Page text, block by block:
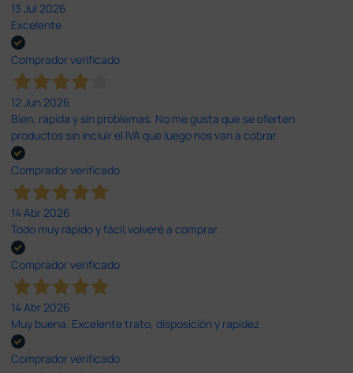
13 Jul 2026
Excelente
Comprador verificado
12 Jun 2026
Bien, rápida y sin problemas. No me gusta que se oferten
productos sin incluir el IVA que luego nos van a cobrar.
Comprador verificado
14 Abr 2026
Todo muy rápido y fácil,volveré a comprar.
Comprador verificado
14 Abr 2026
Muy buena. Excelente trato, disposición y rapidez
Comprador verificado